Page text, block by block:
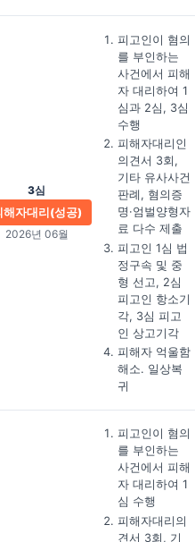
3심
해자대리(성공)
2026년 06월
피고인이 혐의
를 부인하는
사건에서 피해
자 대리하여 1
심과 2심, 3심
수행
피해자대리인
의견서 3회,
기타 유사사건
판례, 혐의증
명·엄벌양형자
료 다수 제출
피고인 1심 법
정구속 및 중
형 선고, 2심
피고인 항소기
각, 3심 피고
인 상고기각
피해자 억울함
해소. 일상복
귀
피고인이 혐의
를 부인하는
사건에서 피해
자 대리하여 1
심 수행
피해자대리의
견서 3회, 기